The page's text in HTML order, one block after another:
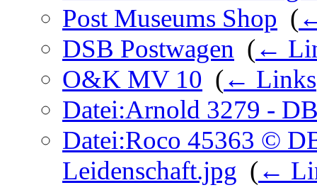
Post Museums Shop (
DSB Postwagen (←
O&K MV 10 (← Links
Datei:Arnold 3279 -
Datei:Roco 45363 ©
Leidenschaft.jpg (←